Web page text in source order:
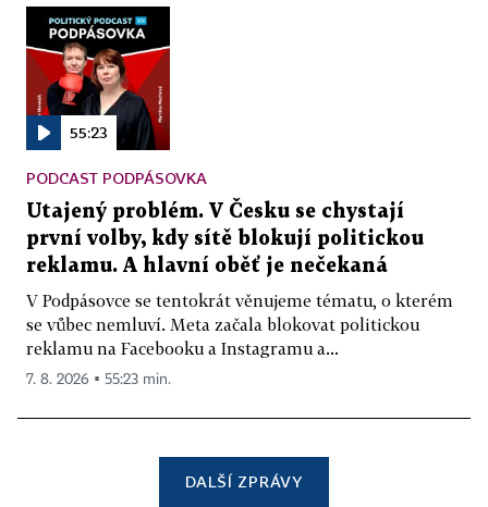
55:23
PODCAST PODPÁSOVKA
Utajený problém. V Česku se chystají
první volby, kdy sítě blokují politickou
reklamu. A hlavní oběť je nečekaná
V Podpásovce se tentokrát věnujeme tématu, o kterém
se vůbec nemluví. Meta začala blokovat politickou
reklamu na Facebooku a Instagramu a...
7. 8. 2026 ▪ 55:23 min.
DALŠÍ ZPRÁVY